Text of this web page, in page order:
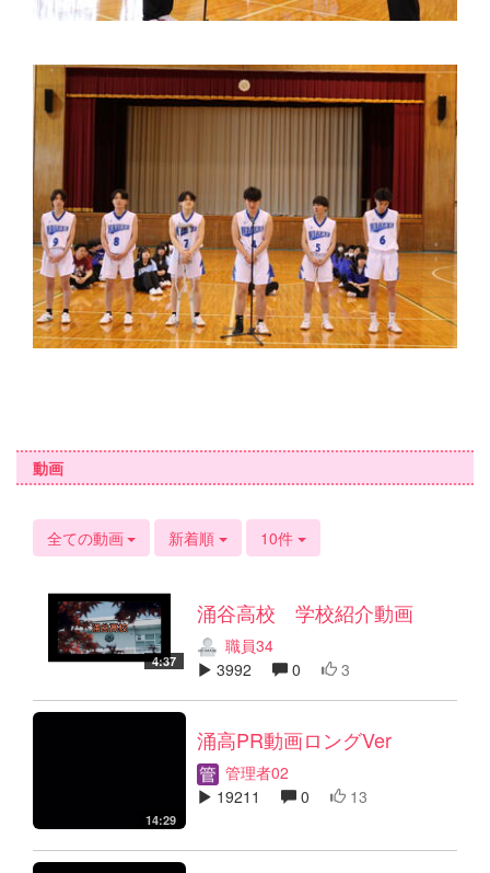
動画
全ての動画 新着順 10件
4:37
涌谷高校 学校紹介動画
職員34
3992
0 3
14:29
涌高PR動画ロングVer
管理者02
19211
0 13